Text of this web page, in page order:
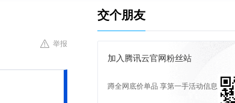
举报
交个朋友
加入腾讯云官网粉丝站
蹲全网底价单品 享第一手活动信息